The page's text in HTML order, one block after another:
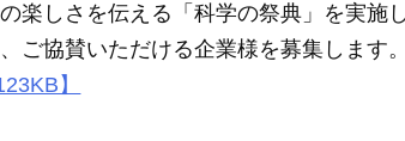
e
楽しさを伝える「科学の祭典」を実施し
ご協賛いただける企業様を募集します。
】